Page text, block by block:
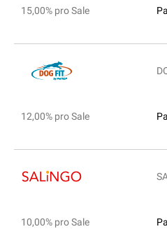
15,00% pro Sale
12,00% pro Sale
10,00% pro Sale